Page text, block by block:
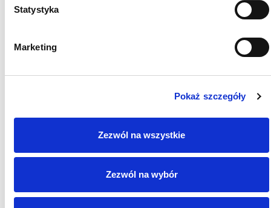
Statystyka
Marketing
Pokaż szczegóły
Zezwól na wszystkie
Zezwól na wybór
MULTIGRUNT Skoncentrowany środek